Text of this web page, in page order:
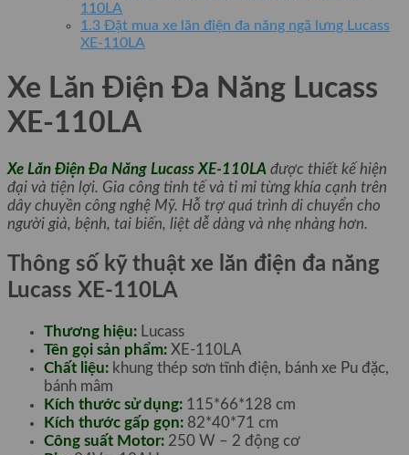
110LA
1.3 Đặt mua xe lăn điện đa năng ngã lưng Lucass
XE-110LA
Xe Lăn Điện Đa Năng Lucass
XE-110LA
Xe Lăn Điện Đa Năng Lucass XE-110LA được thiết kế hiện
đại và tiện lợi. Gia công tinh tế và tỉ mỉ từng khía cạnh trên
dây chuyền công nghệ Mỹ. Hỗ trợ quá trình di chuyển cho
người già, bệnh, tai biến, liệt dễ dàng và nhẹ nhàng hơn.
Thông số kỹ thuật xe lăn điện đa năng
Lucass XE-110LA
Thương hiệu: Lucass
Tên gọi sản phẩm: XE-110LA
Chất liệu: khung thép sơn tĩnh điện, bánh xe Pu đặc,
bánh mâm
Kích thước sử dụng: 115*66*128 cm
Kích thước gấp gọn: 82*40*71 cm
Công suất Motor: 250 W – 2 động cơ